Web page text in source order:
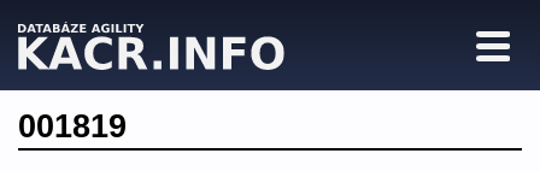
001819